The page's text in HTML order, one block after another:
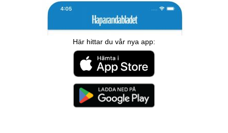
Här hittar du vår nya app: